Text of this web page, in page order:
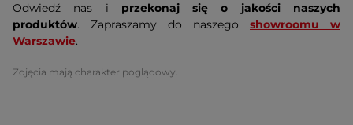
Odwiedź nas i przekonaj się o jakości naszych
produktów. Zapraszamy do naszego showroomu w
Warszawie.
Zdjęcia mają charakter poglądowy.